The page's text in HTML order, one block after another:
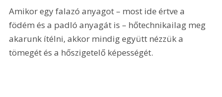
Amikor egy falazó anyagot – most ide értve a
födém és a padló anyagát is – hőtechnikailag meg
akarunk ítélni, akkor mindig együtt nézzük a
tömegét és a hőszigetelő képességét.